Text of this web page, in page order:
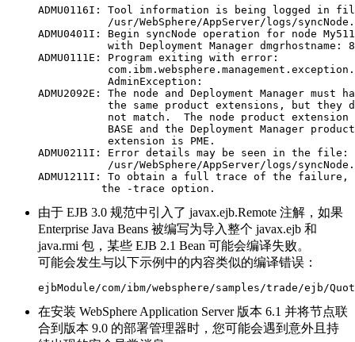
ADMU0116I: Tool information is being logged in
/usr/WebSphere/AppServer/logs/
ADMU0401I: Begin syncNode operation for node
with Deployment Manager dmgrhostname:
ADMU0111E: Program exiting with error:
           com.ibm.websphere.management.exception.
           AdminException:
ADMU2092E: The node and Deployment Manager must
the same product extensions, but they
not match.  The node product extension
BASE and the Deployment Manager
           extension is PME.
ADMU0211I: Error details may be seen in the file:
/usr/WebSphere/AppServer/logs/
ADMU1211I: To obtain a full trace of the failure,
          the -trace option.
由于 EJB 3.0 规范中引入了 javax.ejb.Remote 注解，如果
Enterprise Java Beans 被编写为导入整个 javax.ejb 和
java.rmi 包，某些 EJB 2.1 Bean 可能会编译失败。
可能会发生与以下示例中的内容类似的编译错误：
ejbModule/com/ibm/websphere/samples/trade/ejb/
在安装 WebSphere Application Server版本 6.1 并将节点联
合到 版本 9.0 的部署管理器时，您可能会遇到意外且持